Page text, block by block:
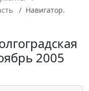
Навигатор.
2005